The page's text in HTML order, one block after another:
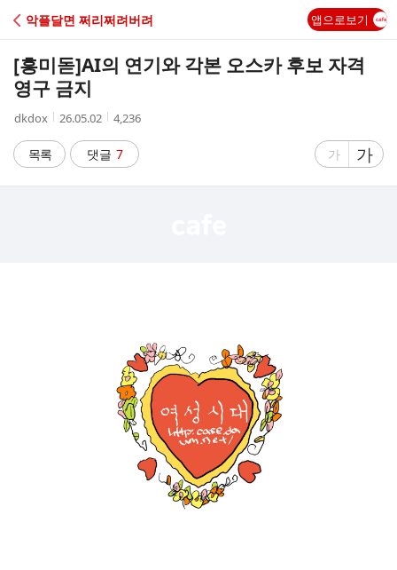
C
A
악플달면 쩌리쩌려버려 앱으로보기
[흥미돋]AI의 연기와 각본 오스카 후보 자격
영구 금지
작
자
dkdox
작
시
간
26.05.02
조
수
4,236
목록 댓글 7
글
가
글
자
가